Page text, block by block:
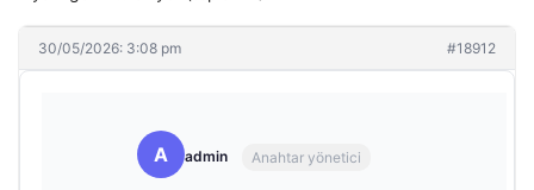
30/05/2026: 3:08 pm #18912
A admin Anahtar yönetici